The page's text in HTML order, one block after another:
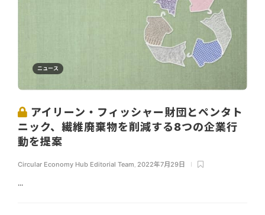
ニュース
アイリーン・フィッシャー財団とペンタト
ニック、繊維廃棄物を削減する8つの企業行
動を提案
Circular Economy Hub Editorial Team 2022年7月29日
...